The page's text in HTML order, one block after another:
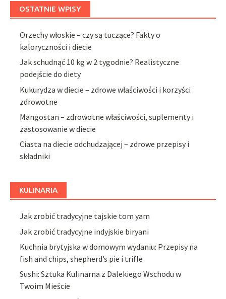
OSTATNIE WPISY
Orzechy włoskie – czy są tuczące? Fakty o
kaloryczności i diecie
Jak schudnąć 10 kg w 2 tygodnie? Realistyczne
podejście do diety
Kukurydza w diecie – zdrowe właściwości i korzyści
zdrowotne
Mangostan – zdrowotne właściwości, suplementy i
zastosowanie w diecie
Ciasta na diecie odchudzającej – zdrowe przepisy i
składniki
KULINARIA
Jak zrobić tradycyjne tajskie tom yam
Jak zrobić tradycyjne indyjskie biryani
Kuchnia brytyjska w domowym wydaniu: Przepisy na
fish and chips, shepherd’s pie i trifle
Sushi: Sztuka Kulinarna z Dalekiego Wschodu w
Twoim Mieście